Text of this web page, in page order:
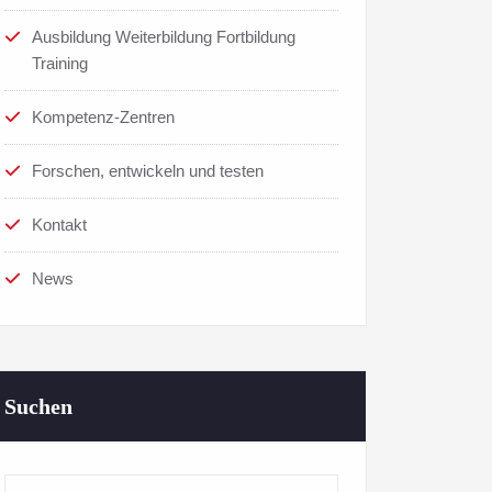
Ausbildung Weiterbildung Fortbildung
Training
Kompetenz-Zentren
Forschen, entwickeln und testen
Kontakt
News
Suchen